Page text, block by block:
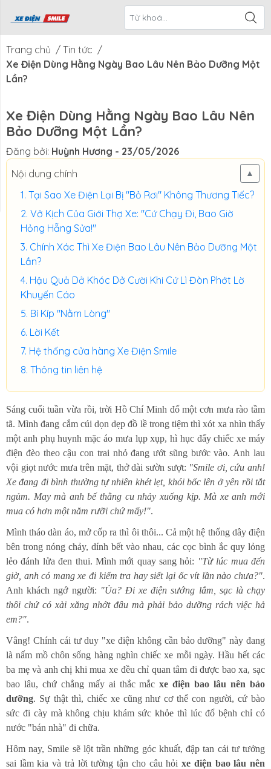
Xe Điện
Smile
CTKM Tháng Blog
Trang chủ / Tin tức /
Xe Điện Dùng Hằng Ngày Bao Lâu Nên Bảo Dưỡng Một
Lần?
Xe Điện Dùng Hằng Ngày Bao Lâu Nên
Bảo Dưỡng Một Lần?
Đăng bởi: Huỳnh Hương - 23/05/2026
Nội dung chính
▲
Tại Sao Xe Điện Lại Bị "Bỏ Rơi" Không Thương Tiếc?
Vở Kịch Của Giới Thợ Xe: "Cứ Chạy Đi, Bao Giờ
Hỏng Hẵng Sửa!"
Chính Xác Thì Xe Điện Bao Lâu Nên Bảo Dưỡng Một
Lần?
Hậu Quả Dở Khóc Dở Cười Khi Cứ Lì Đòn Phớt Lờ
Khuyến Cáo
Bí Kíp "Nằm Lòng"
Lời Kết
Hệ thống cửa hàng Xe Điện Smile
Thông tin liên hệ
Sáng cuối tuần vừa rồi, trời Hồ Chí Minh đổ một cơn mưa rào tầm
tã. Mình đang cắm cúi dọn dẹp đồ lề trong tiệm thì xót xa nhìn thấy
một anh phụ huynh mặc áo mưa lụp xụp, hì hục đẩy chiếc xe máy
điện đèo theo cậu con trai nhỏ đang ướt sũng bước vào. Anh lau
vội giọt nước mưa trên mặt, thở dài sườn sượt: "Smile ơi, cứu anh!
Xe đang đi bình thường tự nhiên khét lẹt, khói bốc lên ở yên rồi tắt
ngủm. May mà anh bế thằng cu nhảy xuống kịp. Mà xe anh mới
mua có hơn một năm rưỡi chứ mấy!".
Mình tháo dàn áo, mở cốp ra thì ôi thôi... Cả một hệ thống dây điện
bên trong nóng chảy, dính bết vào nhau, các cọc bình ắc quy lỏng
lẻo đánh lửa đen thui. Mình mới quay sang hỏi: "Từ lúc mua đến
giờ, anh có mang xe đi kiểm tra hay siết lại ốc vít lần nào chưa?".
Anh khách ngớ người: "Ủa? Đi xe điện sướng lắm, sạc là chạy
thôi chứ có xài xăng nhớt đâu mà phải bảo dưỡng rách việc hả
em?".
Vâng! Chính cái tư duy "xe điện không cần bảo dưỡng" này đang
là nấm mồ chôn sống hàng nghìn chiếc xe mỗi ngày. Hầu hết các
ba mẹ và anh chị khi mua xe đều chỉ quan tâm đi được bao xa, sạc
bao lâu, chứ chẳng mấy ai thắc mắcxe điện bao lâu nên bảo
dưỡng. Sự thật thì, chiếc xe cũng như cơ thể con người, cứ bào
sức đi cày mà không chịu khám sức khỏe thì lúc đổ bệnh chỉ có
nước "bán nhà" đi chữa.
Hôm nay, Smile sẽ lột trần những góc khuất, đập tan cái tư tưởng
sai lầm kia và trả lời tường tận cho câu hỏixe điện bao lâu nên